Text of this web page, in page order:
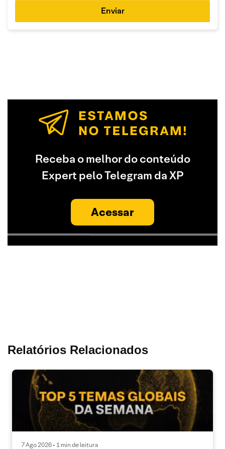
Enviar
Receba o melhor do conteúdo
Expert pelo Telegram da XP
Acessar
Relatórios Relacionados
7 Ago 2026 • 1 min de leitura